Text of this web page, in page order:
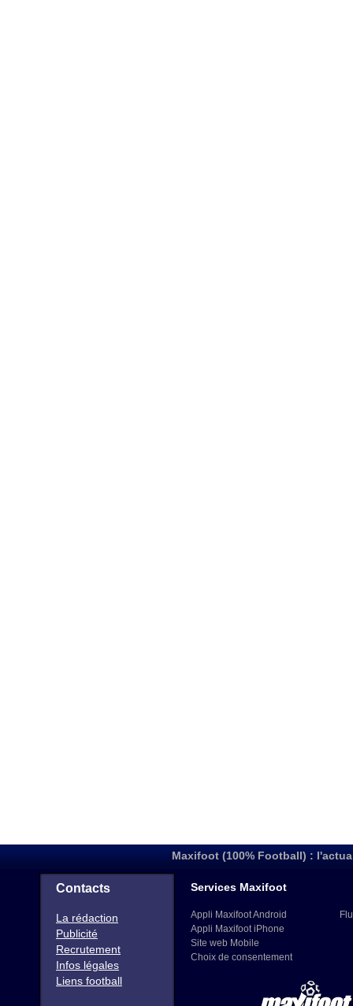
Maxifoot (100% Football) :
Contacts
La rédaction
Publicité
Recrutement
Infos légales
Liens football
Services Maxifoot
Appli Maxifoot Android
Appli Maxifoot iPhone
Site web Mobile
Choix de consentement